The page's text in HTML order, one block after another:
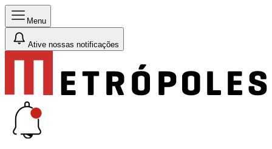
Menu
Ative nossas notificações